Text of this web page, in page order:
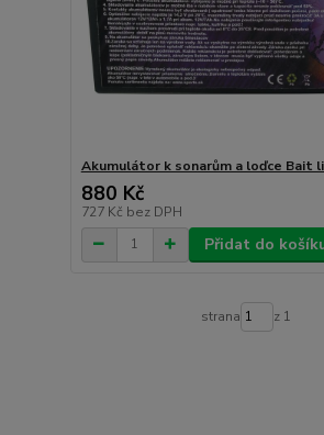
Akumulátor k sonarům a loďce Bait
880 Kč
727 Kč bez DPH
Přidat do
strana z 1